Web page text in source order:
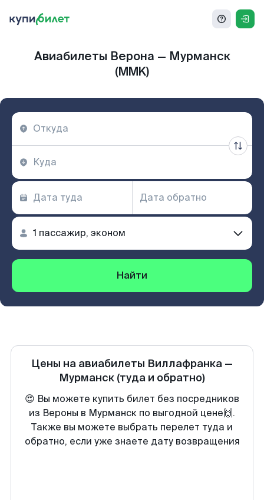
Авиабилеты Верона — Мурманск
(MMK)
Найти
Цены на авиабилеты Виллафранка —
Мурманск (туда и обратно)
😍 Вы можете купить билет без посредников
из Вероны в Мурманск по выгодной цене🙌.
Также вы можете выбрать перелет туда и
обратно, если уже знаете дату возвращения